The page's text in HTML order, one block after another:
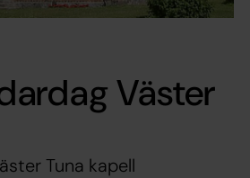
Väster
Tuna kapell